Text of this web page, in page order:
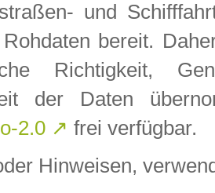
und
bereit.
Richtigkeit,
der Daten
2.0 ↗ frei verfügbar.
Hinweisen,